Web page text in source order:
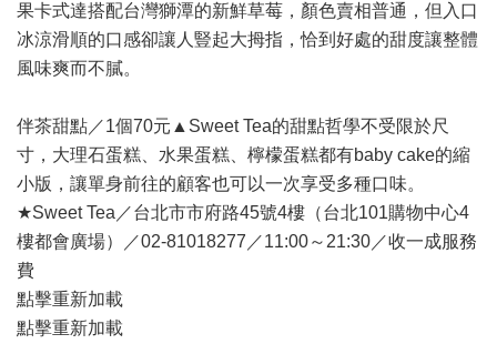
果卡式達搭配台灣獅潭的新鮮草莓，顏色賣相普通，但入口
冰涼滑順的口感卻讓人豎起大拇指，恰到好處的甜度讓整體
風味爽而不膩。
伴茶甜點／1個70元▲Sweet Tea的甜點哲學不受限於尺
寸，大理石蛋糕、水果蛋糕、檸檬蛋糕都有baby cake的縮
小版，讓單身前往的顧客也可以一次享受多種口味。
★Sweet Tea／台北市市府路45號4樓（台北101購物中心4
樓都會廣場）／02-81018277／11:00～21:30／收一成服務
費
點擊重新加載
點擊重新加載